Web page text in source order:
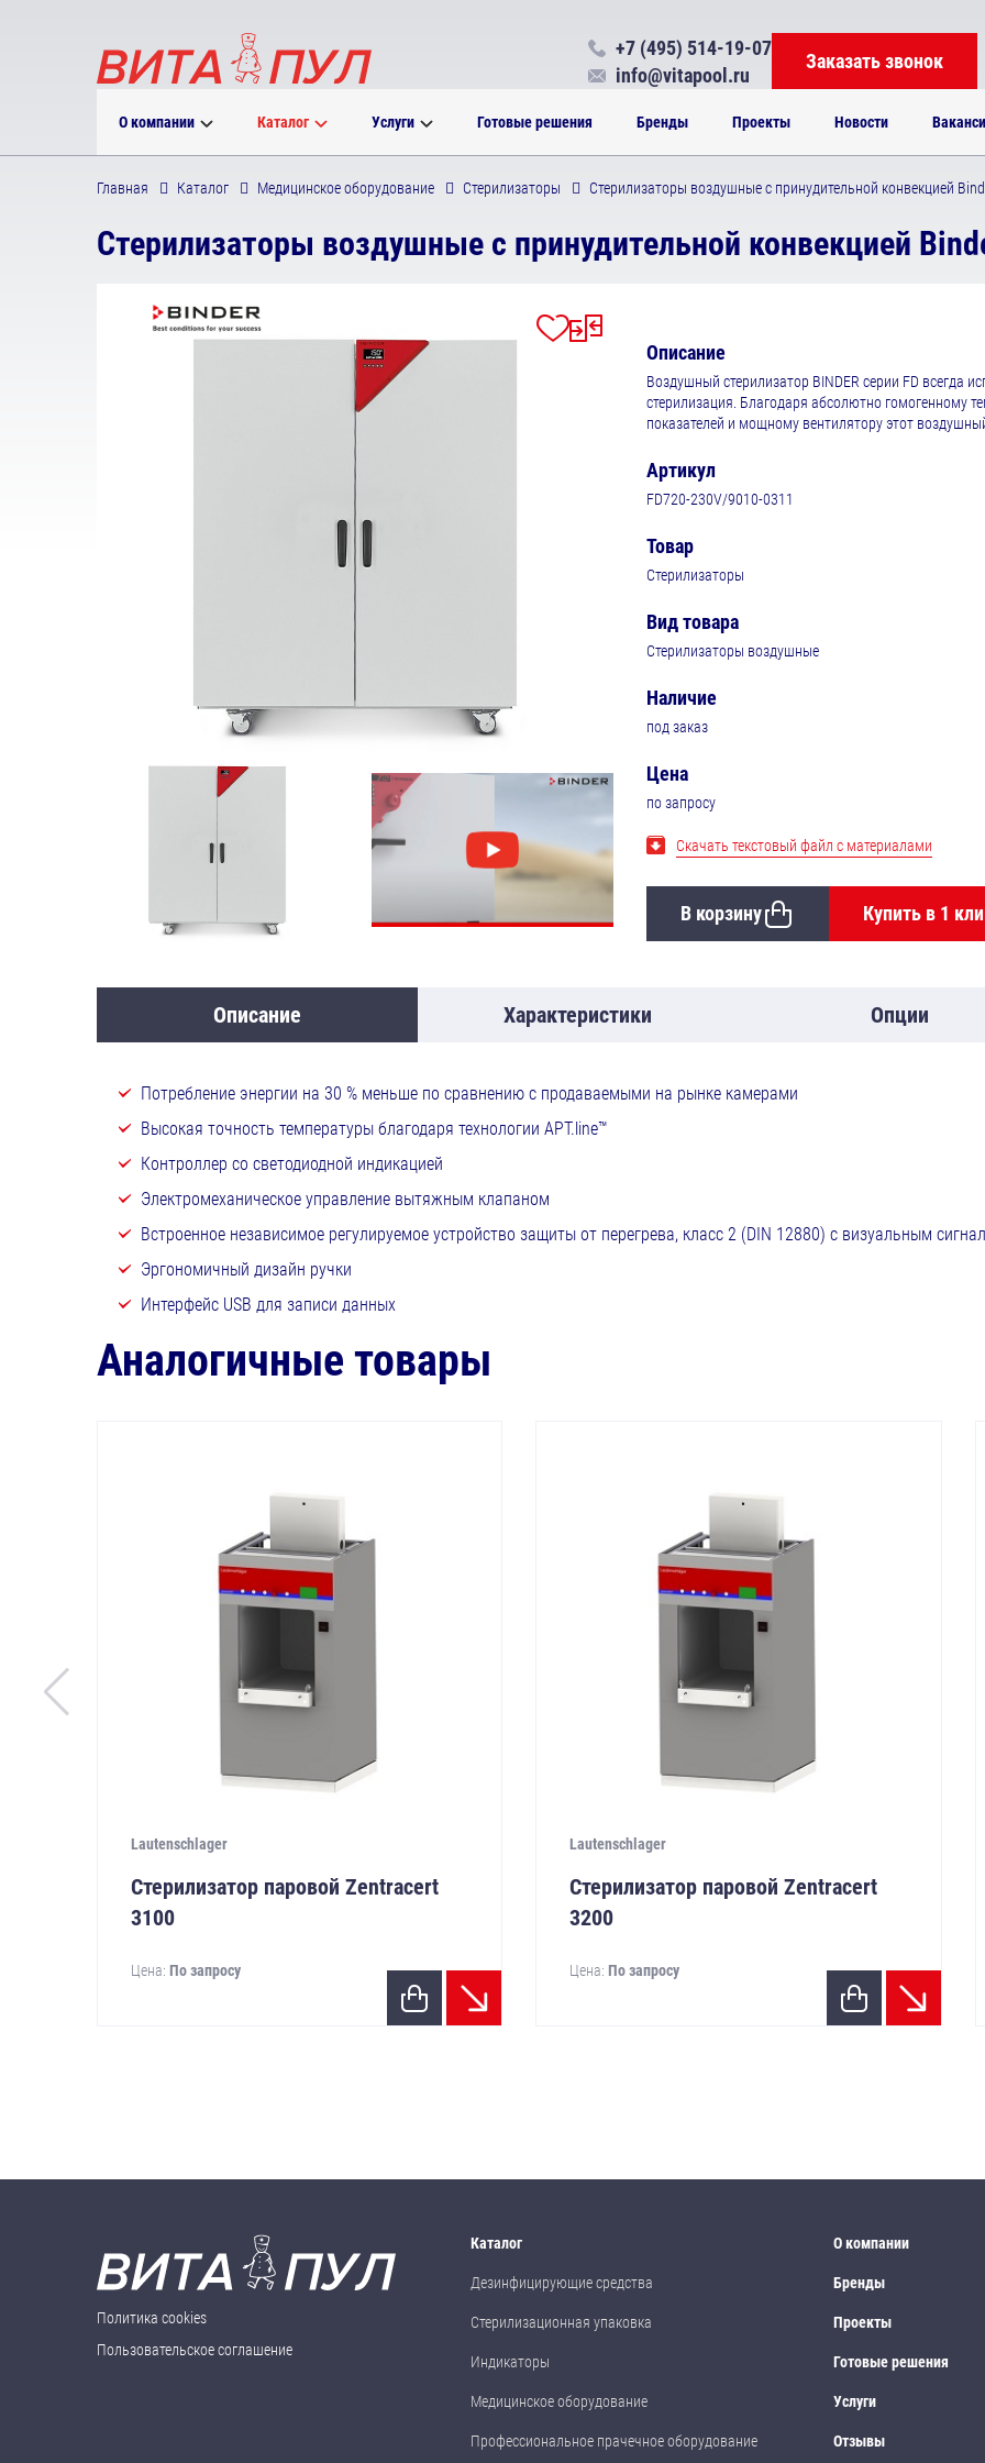
О компании Каталог Услуги Готовые решения Бренды Проекты Новости
+7 (495) 514-19-07
info@vitapool.ru
Заказать звонок
Главная Каталог Медицинское оборудование Стерилизаторы Стерилизаторы воздушные с принудительной конвекцией
Стерилизаторы воздушные с принудительной конвекцией
Описание
Воздушный стерилизатор BINDER серии FD всегда
стерилизация. Благодаря абсолютно гомогенному
показателей и мощному вентилятору этот
Артикул
FD720-230V/9010-0311
Товар
Стерилизаторы
Вид товара
Стерилизаторы воздушные
Наличие
под заказ
Цена
по запросу
Скачать текстовый файл с материалами
В корзину Купить в 1
Описание Характеристики Опции
Потребление энергии на 30 % меньше по сравнению с продаваемыми на рынке камерами
Высокая точность температуры благодаря технологии APT.line™
Контроллер со светодиодной индикацией
Электромеханическое управление вытяжным клапаном
Встроенное независимое регулируемое устройство защиты от перегрева, класс 2 (DIN 12880) с визуальным
Эргономичный дизайн ручки
Интерфейс USB для записи данных
Аналогичные товары
Lautenschlager
Стерилизатор паровой Zentracert
3100
Цена: По запросу
Lautenschlager
Стерилизатор паровой Zentracert
3200
Цена:По запросу
Политика cookies
Пользовательское соглашение
Каталог
Дезинфицирующие средства
Стерилизационная упаковка
Индикаторы
Медицинское оборудование
Профессиональное прачечное оборудование
О компании
Бренды
Проекты
Готовые решения
Услуги
Отзывы